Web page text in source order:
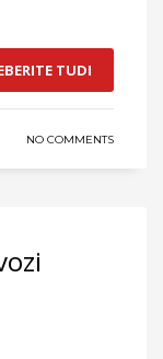
TUDI
NO COMMENTS